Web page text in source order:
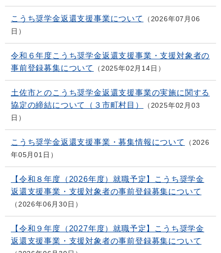
こうち奨学金返還支援事業について
2026年07月06
日
令和６年度こうち奨学金返還支援事業・支援対象者の
事前登録募集について
2025年02月14日
土佐市とのこうち奨学金返還支援事業の実施に関する
協定の締結について（３市町村目）
2025年02月03
日
こうち奨学金返還支援事業・募集情報について
2026
年05月01日
【令和８年度（2026年度）就職予定】こうち奨学金
返還支援事業・支援対象者の事前登録募集について
2026年06月30日
【令和９年度（2027年度）就職予定】こうち奨学金
返還支援事業・支援対象者の事前登録募集について